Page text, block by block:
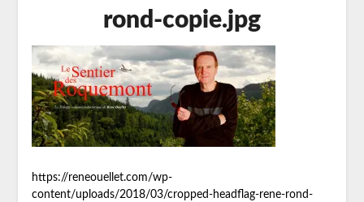
rond-copie.jpg
https://reneouellet.com/wp-
content/uploads/2018/03/cropped-headflag-rene-rond-